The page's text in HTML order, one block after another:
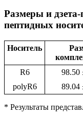
Размеры и
пептидных
Носитель
R6
98.50
polyR6
89.04
* Результаты